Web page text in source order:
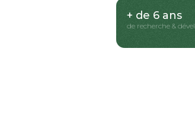
+ de 6 ans
de recherche &